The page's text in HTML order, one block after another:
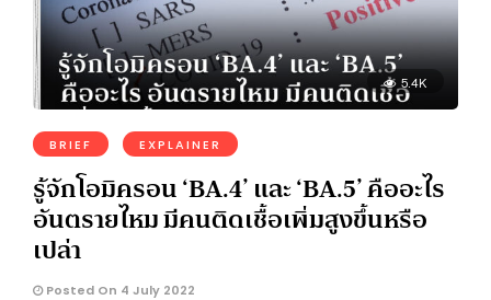
5.4K
BRIEF EXPLAINER
รู้จักโอมิครอน ‘BA.4’ และ ‘BA.5’ คืออะไร
อันตรายไหม มีคนติดเชื้อเพิ่มสูงขึ้นหรือ
เปล่า
Posted On 4 July 2022